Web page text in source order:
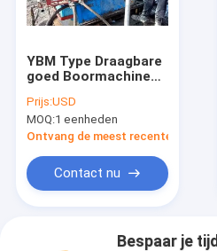
YBM Type Draagbare
goed Boormachine
Spoorweg:
Prijs:USD
MOQ:1 eenheden
Ontvang de meest recente Prijs
Contact nu
Bespaar je tijd